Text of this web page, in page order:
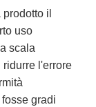
il
uso
scala
l'errore
gradi